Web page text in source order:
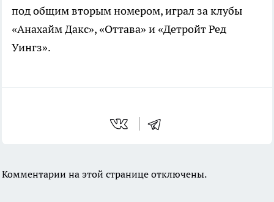
под общим вторым номером, играл за клубы
«Анахайм Дакс», «Оттава» и «Детройт Ред
Уингз».
Комментарии на этой странице отключены.